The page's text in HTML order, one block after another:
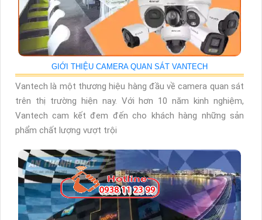
GIỚI THIỆU CAMERA QUAN SÁT VANTECH
Vantech là một thương hiệu hàng đầu về camera quan sát
trên thị trường hiện nay. Với hơn 10 năm kinh nghiệm,
Vantech cam kết đem đến cho khách hàng những sản
phẩm chất lượng vượt trội